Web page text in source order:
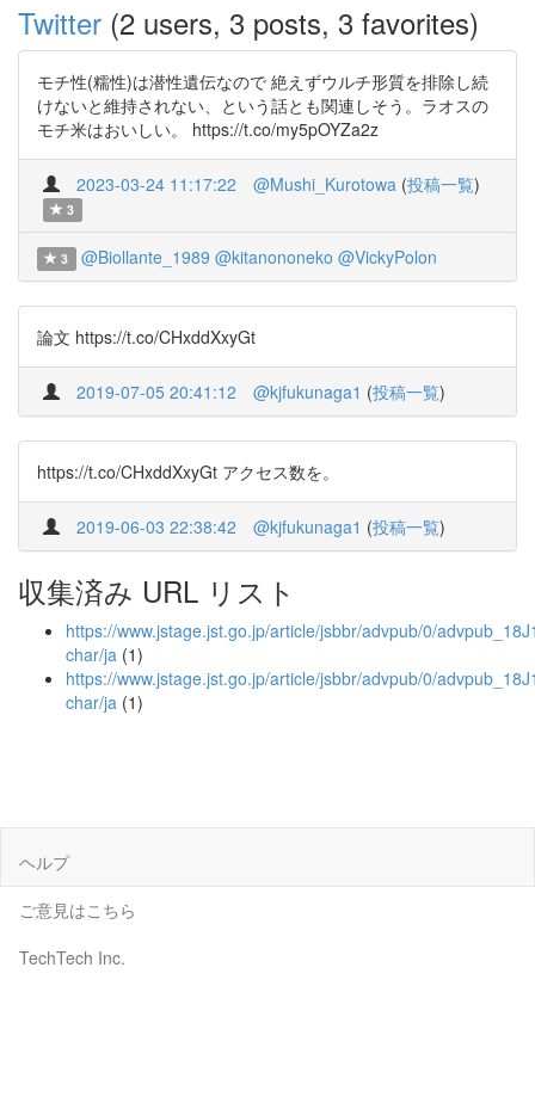
Twitter (2 users, 3 posts, 3 favorites)
モチ性(糯性)は潜性遺伝なので 絶えずウルチ形質を排除し続
けないと維持されない、という話とも関連しそう。ラオスの
モチ米はおいしい。 https://t.co/my5pOYZa2z
2023-03-24 11:17:22 @Mushi_Kurotowa (投稿一覧)
3
3 @Biollante_1989 @kitanononeko @VickyPolon
論文 https://t.co/CHxddXxyGt
2019-07-05 20:41:12 @kjfukunaga1 (投稿一覧)
https://t.co/CHxddXxyGt アクセス数を。
2019-06-03 22:38:42 @kjfukunaga1 (投稿一覧)
収集済み URL リスト
https://www.jstage.jst.go.jp/article/jsbbr/advpub/0/
char/ja (1)
https://www.jstage.jst.go.jp/article/jsbbr/advpub/0/
char/ja (1)
ヘルプ
ご意見はこちら
TechTech Inc.